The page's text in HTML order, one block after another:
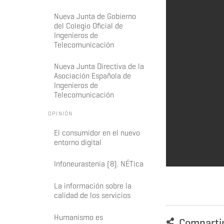
Nueva Junta de Gobierno
del Colegio Oficial de
Ingenieros de
Telecomunicación
Nueva Junta Directiva de la
Asociación Española de
Ingenieros de
Telecomunicación
OPINIÓN
El consumidor en el nuevo
entorno digital
Infoneurastenia (8). NÉTica
La información sobre la
calidad de los servicios
Humanismo es